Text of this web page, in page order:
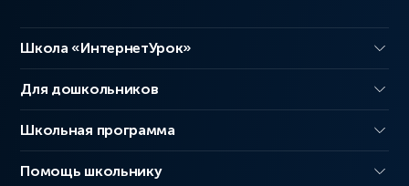
Школа «ИнтернетУрок»
Для дошкольников
Школьная программа
Помощь школьнику